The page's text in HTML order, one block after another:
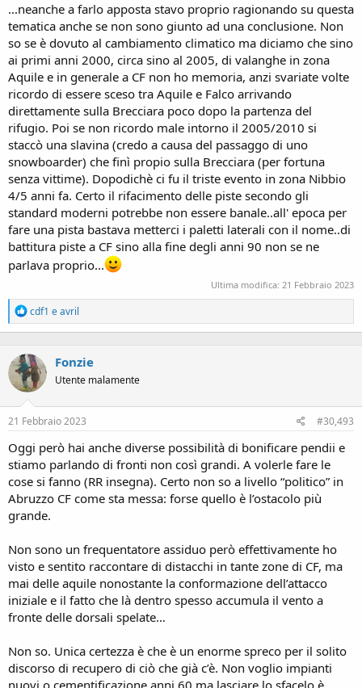
...neanche a farlo apposta stavo proprio ragionando su questa
tematica anche se non sono giunto ad una conclusione. Non
so se è dovuto al cambiamento climatico ma diciamo che sino
ai primi anni 2000, circa sino al 2005, di valanghe in zona
Aquile e in generale a CF non ho memoria, anzi svariate volte
ricordo di essere sceso tra Aquile e Falco arrivando
direttamente sulla Brecciara poco dopo la partenza del
rifugio. Poi se non ricordo male intorno il 2005/2010 si
staccò una slavina (credo a causa del passaggo di uno
snowboarder) che finì propio sulla Brecciara (per fortuna
senza vittime). Dopodichè ci fu il triste evento in zona Nibbio
4/5 anni fa. Certo il rifacimento delle piste secondo gli
standard moderni potrebbe non essere banale..all' epoca per
fare una pista bastava metterci i paletti laterali con il nome..di
battitura piste a CF sino alla fine degli anni 90 non se ne
parlava proprio...
Ultima modifica: 21 Febbraio 2023
R
e
a
t
i
o
n
:
cdf1 eavril
Fonzie
Utente malamente
21 Febbraio 2023 #30,493
Oggi però hai anche diverse possibilità di bonificare pendii e
stiamo parlando di fronti non così grandi. A volerle fare le
cose si fanno (RR insegna). Certo non so a livello “politico” in
Abruzzo CF come sta messa: forse quello è l’ostacolo più
grande.
Non sono un frequentatore assiduo però effettivamente ho
visto e sentito raccontare di distacchi in tante zone di CF, ma
mai delle aquile nonostante la conformazione dell’attacco
iniziale e il fatto che là dentro spesso accumula il vento a
fronte delle dorsali spelate…
Non so. Unica certezza è che è un enorme spreco per il solito
discorso di recupero di ciò che già c’è. Non voglio impianti